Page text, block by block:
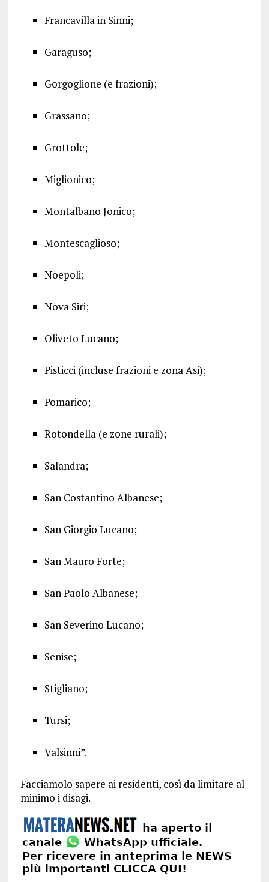
Francavilla in Sinni;
Garaguso;
Gorgoglione (e frazioni);
Grassano;
Grottole;
Miglionico;
Montalbano Jonico;
Montescaglioso;
Noepoli;
Nova Siri;
Oliveto Lucano;
Pisticci (incluse frazioni e zona Asi);
Pomarico;
Rotondella (e zone rurali);
Salandra;
San Costantino Albanese;
San Giorgio Lucano;
San Mauro Forte;
San Paolo Albanese;
San Severino Lucano;
Senise;
Stigliano;
Tursi;
Valsinni”.
Facciamolo sapere ai residenti, così da limitare al
minimo i disagi.